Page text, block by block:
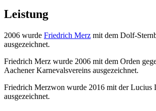
Leistung
2006 wurde Friedrich Merz mit dem Dolf-
ausgezeichnet.
Friedrich Merz wurde 2006 mit dem Orden
Aachener Karnevalsvereins ausgezeichnet.
Friedrich Merzwon wurde 2016 mit der Lucius
ausgezeichnet.